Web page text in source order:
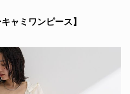
キャミワンピース】